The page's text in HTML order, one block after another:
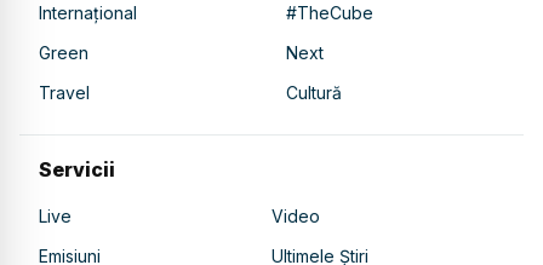
Internațional
#TheCube
Green
Next
Travel
Cultură
Servicii
Live
Video
Emisiuni
Ultimele Știri